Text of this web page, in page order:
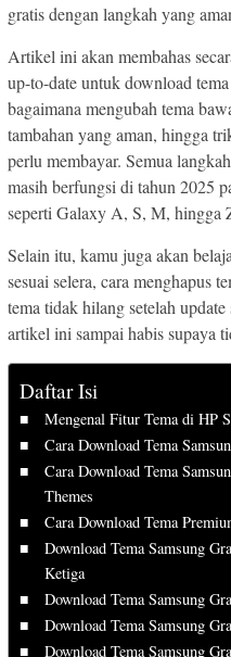
gratis dengan langkah yang
Artikel ini akan membahas
up-to-date untuk download
bagaimana mengubah tema
tambahan yang aman, hingga
perlu membayar. Semua
masih berfungsi di tahun 2025
seperti Galaxy A, S, M, hingga
Selain itu, kamu juga akan
sesuai selera, cara menghapus
tema tidak hilang setelah
artikel ini sampai habis supaya
Daftar Isi
Mengenal Fitur Tema di HP
Cara Download Tema
Cara Download Tema
Themes
Cara Download Tema
Download Tema Samsung
Ketiga
Download Tema Samsung
Download Tema Samsung
Download Tema Samsung